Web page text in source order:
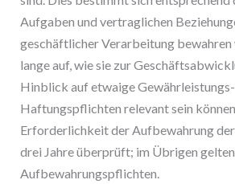
Aufgaben und vertraglichen
geschäftlicher Verarbeitung bewahren
lange auf, wie sie zur
Hinblick auf etwaige
Haftungspflichten relevant sein
Erforderlichkeit der Aufbewahrung
drei Jahre überprüft; im Übrigen
Aufbewahrungspflichten.